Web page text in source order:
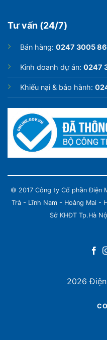
Tư vấn (24/7)
Bán hàng: 0247 3005
Kinh doanh dự án: 0247
Khiếu nại & bảo hành:
© 2017 Công ty Cổ phần Điện
Trà - Lĩnh Nam - Hoàng Mai -
Sở KHĐT Tp.Hà
2026